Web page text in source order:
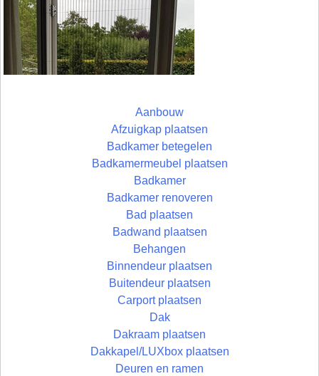
Aanbouw
Afzuigkap plaatsen
Badkamer betegelen
Badkamermeubel plaatsen
Badkamer
Badkamer renoveren
Bad plaatsen
Badwand plaatsen
Behangen
Binnendeur plaatsen
Buitendeur plaatsen
Carport plaatsen
Dak
Dakraam plaatsen
Dakkapel/LUXbox plaatsen
Deuren en ramen